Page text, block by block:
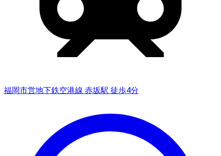
福岡市営地下鉄空港線 赤坂駅 徒歩4分